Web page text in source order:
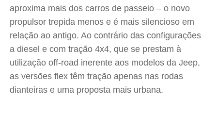
aproxima mais dos carros de passeio – o novo
propulsor trepida menos e é mais silencioso em
relação ao antigo. Ao contrário das configurações
a diesel e com tração 4x4, que se prestam à
utilização off-road inerente aos modelos da Jeep,
as versões flex têm tração apenas nas rodas
dianteiras e uma proposta mais urbana.